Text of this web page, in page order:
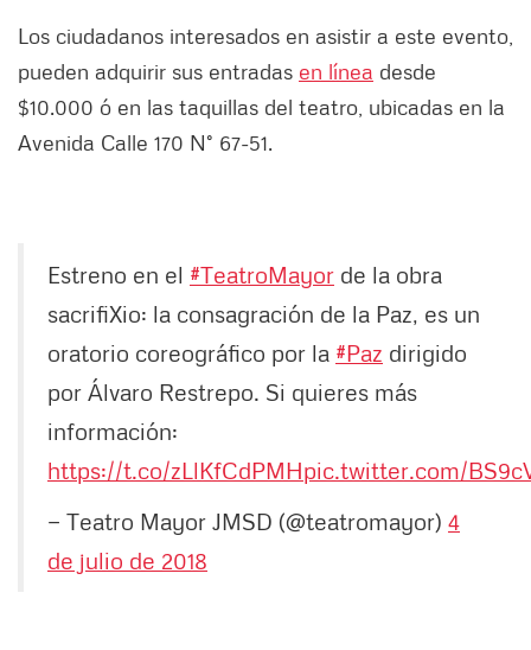
Los ciudadanos interesados en asistir a este evento,
pueden adquirir sus entradas en línea desde
$10.000 ó en las taquillas del teatro, ubicadas en la
Avenida Calle 170 N° 67-51.
Estreno en el #TeatroMayor de la obra
sacrifiXio: la consagración de la Paz, es un
oratorio coreográfico por la #Paz dirigido
por Álvaro Restrepo. Si quieres más
información:
https://t.co/zLlKfCdPMHpic.twitter.com/
— Teatro Mayor JMSD (@teatromayor) 4
de julio de 2018